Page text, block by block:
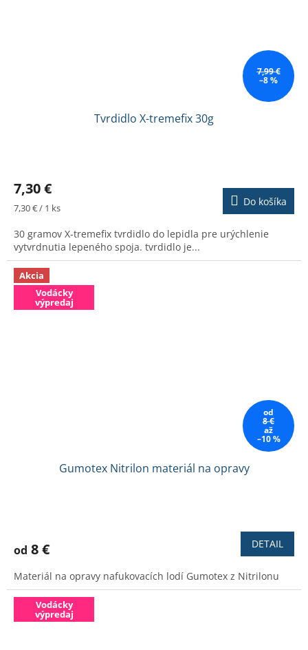
7,99 €
–8 %
Tvrdidlo X-tremefix 30g
produktu
je
4,3
z
5
hviezdičiek.
7,30 €
Jednotková
7,30 € / 1 ks Do košíka
30 gramov X-tremefix tvrdidlo do lepidla pre urýchlenie
vytvrdnutia lepeného spoja. tvrdidlo je...
Akcia
Vodácky
výpredaj
od
8 €
až
–10 %
Gumotex Nitrilon materiál na opravy
je
z
5
hviezdičiek.
od 8 € DETAIL
Materiál na opravy nafukovacích lodí Gumotex z Nitrilonu
Vodácky
výpredaj